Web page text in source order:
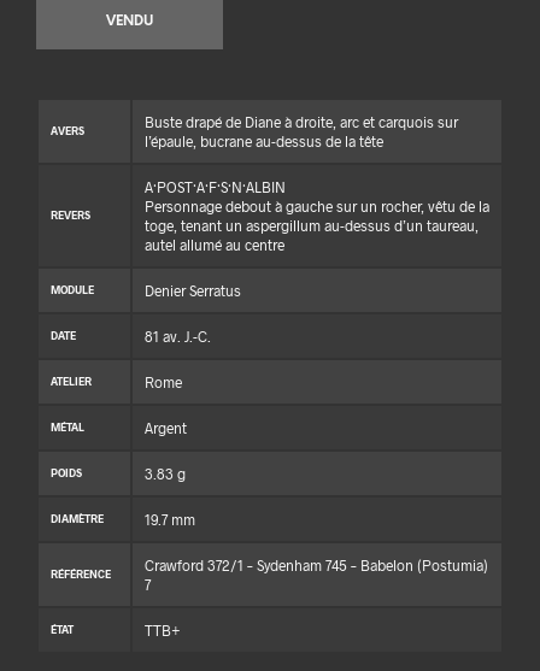
VENDU
AVERS
Buste drapé de Diane à droite, arc et carquois sur
l’épaule, bucrane au-dessus de la tête
REVERS
A·POST·A·F·S·N·ALBIN
Personnage debout à gauche sur un rocher, vêtu de la
toge, tenant un aspergillum au-dessus d’un taureau,
autel allumé au centre
MODULE Denier Serratus
DATE 81 av. J.-C.
ATELIER Rome
MÉTAL Argent
POIDS 3.83 g
DIAMÈTRE 19.7 mm
RÉFÉRENCE
Crawford 372/1 – Sydenham 745 – Babelon (Postumia)
7
ÉTAT TTB+